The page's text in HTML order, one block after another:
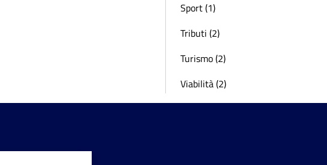
Sport (1)
Tributi (2)
Turismo (2)
Viabilità (2)